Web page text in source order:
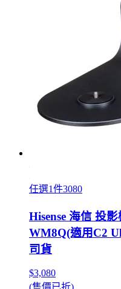
任選1件3080
Hisense 海信 投
WM8Q(適用C2
司貨
$3,080
(售價已折)